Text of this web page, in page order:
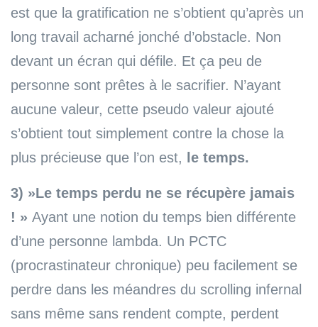
est que la gratification ne s’obtient qu’après un
long travail acharné jonché d’obstacle. Non
devant un écran qui défile. Et ça peu de
personne sont prêtes à le sacrifier. N’ayant
aucune valeur, cette pseudo valeur ajouté
s’obtient tout simplement contre la chose la
plus précieuse que l’on est, le temps.
3) »Le temps perdu ne se récupère jamais
! » Ayant une notion du temps bien différente
d’une personne lambda. Un PCTC
(procrastinateur chronique) peu facilement se
perdre dans les méandres du scrolling infernal
sans même sans rendent compte, perdent